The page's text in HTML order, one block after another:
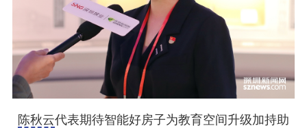
陈秋云代表期待智能好房子为教育空间升级加持助